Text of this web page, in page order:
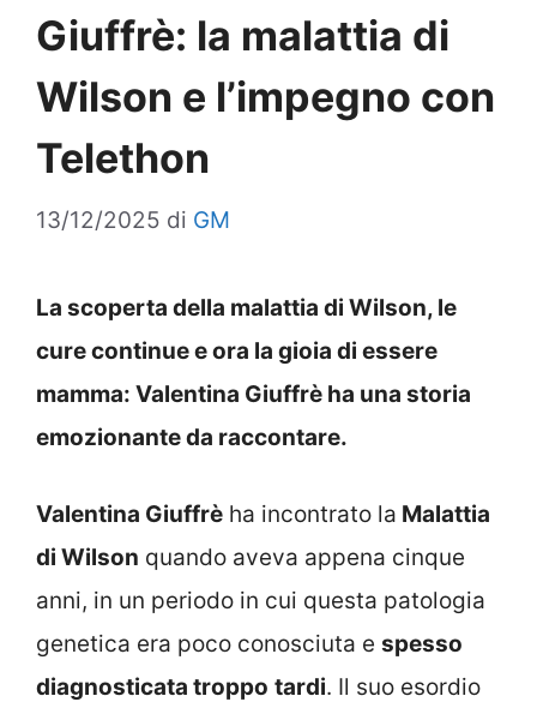
Giuffrè: la malattia di
Wilson e l’impegno con
Telethon
13/12/2025 di GM
La scoperta della malattia di Wilson, le
cure continue e ora la gioia di essere
mamma: Valentina Giuffrè ha una storia
emozionante da raccontare.
Valentina Giuffrè ha incontrato la Malattia
di Wilson quando aveva appena cinque
anni, in un periodo in cui questa patologia
genetica era poco conosciuta e spesso
diagnosticata troppo tardi. Il suo esordio